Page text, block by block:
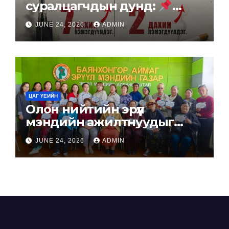
суралцагчдын дунд:
24.8% нь сүүлийн нэг сард
электрон тамхи хэрэглэсэн
10 суралцагч тутмын 1 нь
янжуур тамхи татсан байна.
JUNE 24, 2026 ADMIN
ЦАГ ҮЕИЙН
Олон нийтийн эрүүл
мэндийн ажилтнуудыг
бэлтгэлээ.
JUNE 24, 2026 ADMIN